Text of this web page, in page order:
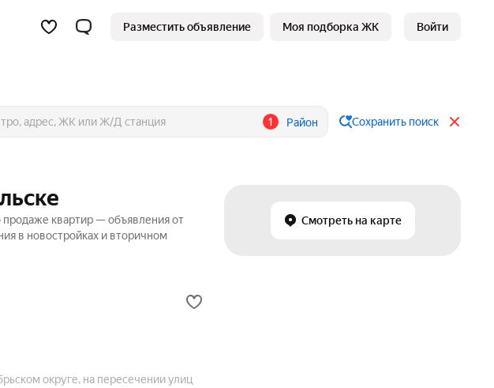
Разместить объявление Моя подборка ЖК Войти
1 Район Сохранить поиск
Смотреть на карте
квартир — объявления от
в новостройках и вторичном
округе, на пересечении улиц